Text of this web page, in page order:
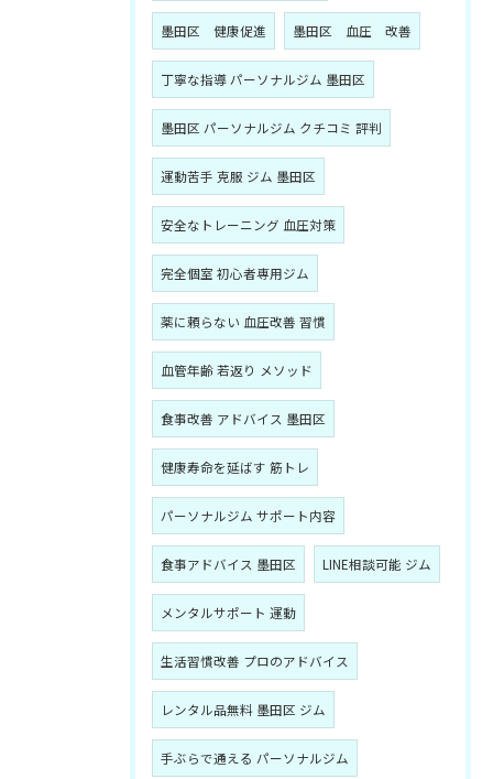
墨田区 健康促進 墨田区 血圧 改善
丁寧な指導 パーソナルジム 墨田区
墨田区 パーソナルジム クチコミ 評判
運動苦手 克服 ジム 墨田区
安全なトレーニング 血圧対策
完全個室 初心者専用ジム
薬に頼らない 血圧改善 習慣
血管年齢 若返り メソッド
食事改善 アドバイス 墨田区
健康寿命を延ばす 筋トレ
パーソナルジム サポート内容
食事アドバイス 墨田区 LINE相談可能 ジム
メンタルサポート 運動
生活習慣改善 プロのアドバイス
レンタル品無料 墨田区 ジム
手ぶらで通える パーソナルジム